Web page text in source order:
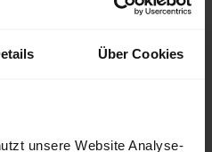
Über Cookies
unsere Website Analyse-